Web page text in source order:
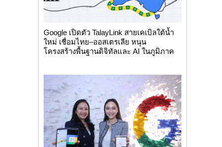
Google เปิดตัว TalayLink สายเคเบิลใต้น้ำ
ใหม่ เชื่อมไทย–ออสเตรเลีย หนุน
โครงสร้างพื้นฐานดิจิทัลและ AI ในภูมิภาค